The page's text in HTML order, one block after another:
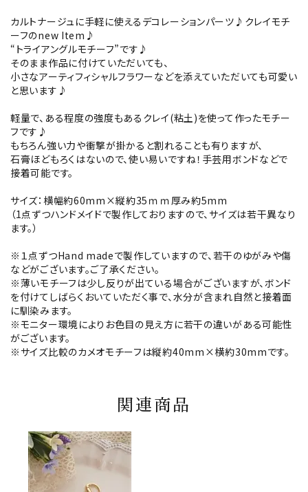
カルトナージュに手軽に使えるデコレーションパーツ♪クレイモチ
ーフのnew Item♪
“トライアングルモチーフ”です♪
そのまま作品に付けていただいても、
小さなアーティフィシャルフラワーなどを添えていただいても可愛い
と思います♪
軽量で、ある程度の強度もあるクレイ(粘土)を使って作ったモチー
フです♪
もちろん強い力や衝撃が掛かると割れることも有りますが、
石膏ほどもろくはないので、使い易いですね！手芸用ボンドなどで
接着可能です。
サイズ：横幅約60mm×縦約35ｍｍ厚み約5mm
（1点ずつハンドメイドで製作しておりますので、サイズは若干異なり
ます。）
※１点ずつHand madeで製作していますので、若干のゆがみや傷
などがございます。ご了承ください。
※薄いモチーフは少し反りが出ている場合がございますが、ボンド
を付けてしばらくおいていただく事で、水分が含まれ自然と接着面
に馴染みます。
※モニター環境によりお色目の見え方に若干の違いがある可能性
がございます。
※サイズ比較のカメオモチーフは縦約40mm×横約30mmです。
関連商品